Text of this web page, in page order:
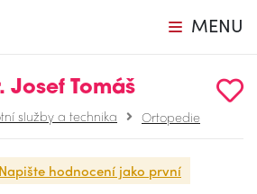
MENU
Josef Tomáš
služby a technika Ortopedie
Napište hodnocení jako první